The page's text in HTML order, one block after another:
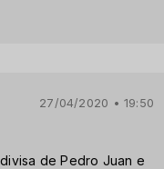
27/04/2020 • 19:50
de Pedro Juan e